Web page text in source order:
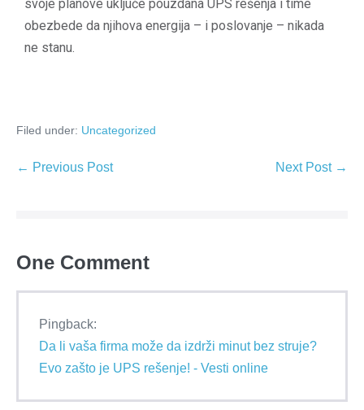
svoje planove uključe pouzdana UPS rešenja i time
obezbede da njihova energija – i poslovanje – nikada
ne stanu.
Filed under: Uncategorized
← Previous Post Next Post →
One Comment
Pingback:
Da li vaša firma može da izdrži minut bez struje?
Evo zašto je UPS rešenje! - Vesti online